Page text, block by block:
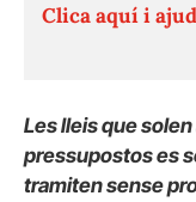
Clica aquí i
Les lleis que
pressupostos es
tramiten sense